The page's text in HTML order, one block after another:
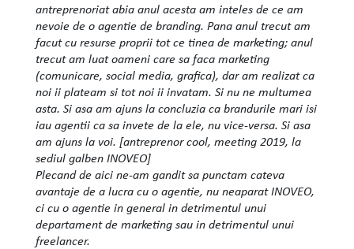
antreprenoriat abia anul acesta am inteles de ce am
nevoie de o agentie de branding. Pana anul trecut am
facut cu resurse proprii tot ce tinea de marketing; anul
trecut am luat oameni care sa faca marketing
(comunicare, social media, grafica), dar am realizat ca
noi ii plateam si tot noi ii invatam. Si nu ne multumea
asta. Si asa am ajuns la concluzia ca brandurile mari isi
iau agentii ca sa invete de la ele, nu vice-versa. Si asa
am ajuns la voi. [antreprenor cool, meeting 2019, la
sediul galben INOVEO]
Plecand de aici ne-am gandit sa punctam cateva
avantaje de a lucra cu o agentie, nu neaparat INOVEO,
ci cu o agentie in general in detrimentul unui
departament de marketing sau in detrimentul unui
freelancer.